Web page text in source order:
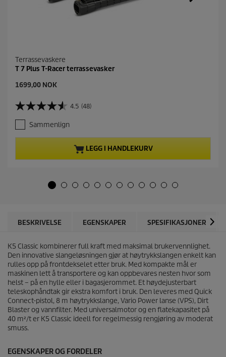
Terrassevaskere
T 7 Plus T-Racer terrassevasker
C
r
e
n
t
e
1699,00 NOK
4.5 (48)
4
.
5
a
e
4
8
o
m
t
a
l
e
r
Sammenlign
LEGG I HANDLEKURV
BESKRIVELSE EGENSKAPER SPESIFIKASJONER
K5 Classic kombinerer full kraft med maksimal brukervennlighet.
Den innovative slangeløsningen gjør at høytrykkslangen enkelt kan
rulles opp på frontdekselet etter bruk. Med kompakte mål er
maskinen lett å transportere og kan oppbevares nesten hvor som
helst – på en hylle eller i bagasjerommet. Et høydejusterbart
teleskophåndtak gir ekstra komfort i bruk. Den leveres med Quick
Connect-pistol, 8 m høytrykkslange, Vario Power lanse (VPS), Dirt
Blaster og vannfilter. Med universalmotor og en flatekapasitet på
40 m²/t er K5 Classic ideell for regelmessig rengjøring av moderat
smuss.
EGENSKAPER OG FORDELER